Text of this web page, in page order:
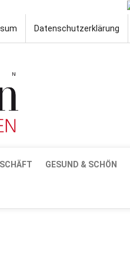
Datenschutzerklärung
GESUND & SCHÖN